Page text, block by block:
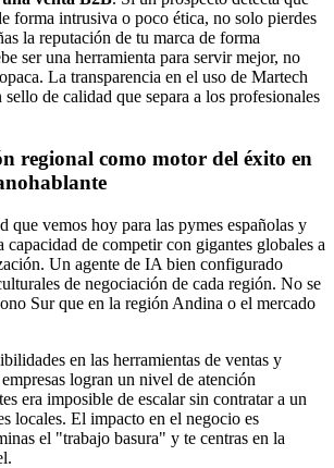
forma intrusiva o poco ética, no solo pierdes
la reputación de tu marca de forma
ser una herramienta para servir mejor, no
La transparencia en el uso de Martech
de calidad que separa a los profesionales
regional como motor del éxito en
que vemos hoy para las pymes españolas y
capacidad de competir con gigantes globales a
Un agente de IA bien configurado
de negociación de cada región. No se
Sur que en la región Andina o el mercado
en las herramientas de ventas y
logran un nivel de atención
era imposible de escalar sin contratar a un
locales. El impacto en el negocio es
el "trabajo basura" y te centras en la